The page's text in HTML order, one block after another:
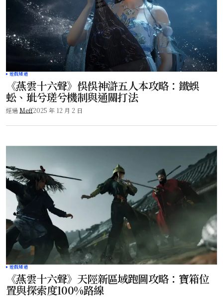
遊戲頻道
《燕雲十六聲》俁俁神滸五人本攻略：鐵蜈
蚣、玼兮瑳兮機制與通關打法
經過 Meff2025 年 12 月 2 日
遊戲頻道
《燕雲十六聲》天陘新區域跑圖攻略：寶箱位
置與探索度100%路線